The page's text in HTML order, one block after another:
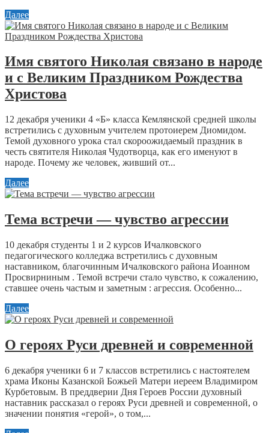
Далее
Имя святого Николая связано в народе
и с Великим Праздником Рождества
Христова
12 декабря ученики 4 «Б» класса Кемлянской средней школы
встретились с духовным учителем протоиерем Диомидом.
Темой духовного урока стал скороожидаемый праздник в
честь святителя Николая Чудотворца, как его именуют в
народе. Почему же человек, живший от...
Далее
Тема встречи — чувство агрессии
10 декабря студенты 1 и 2 курсов Ичалковского
педагогического колледжа встретились с духовным
наставником, благочинным Ичалковского района Иоанном
Просвирниным . Темой встречи стало чувство, к сожалению,
ставшее очень частым и заметным : агрессия. Особенно...
Далее
О героях Руси древней и современной
6 декабря ученики 6 и 7 классов встретились с настоятелем
храма Иконы Казанской Божьей Матери иереем Владимиром
Курбетовым. В преддверии Дня Героев России духовный
наставник рассказал о героях Руси древней и современной, о
значении понятия «герой», о том,...